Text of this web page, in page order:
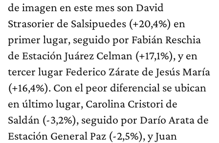
de imagen en este mes son David
Strasorier de Salsipuedes (+20,4%) en
primer lugar, seguido por Fabián Reschia
de Estación Juárez Celman (+17,1%), y en
tercer lugar Federico Zárate de Jesús María
(+16,4%). Con el peor diferencial se ubican
en último lugar, Carolina Cristori de
Saldán (-3,2%), seguido por Darío Arata de
Estación General Paz (-2,5%), y Juan